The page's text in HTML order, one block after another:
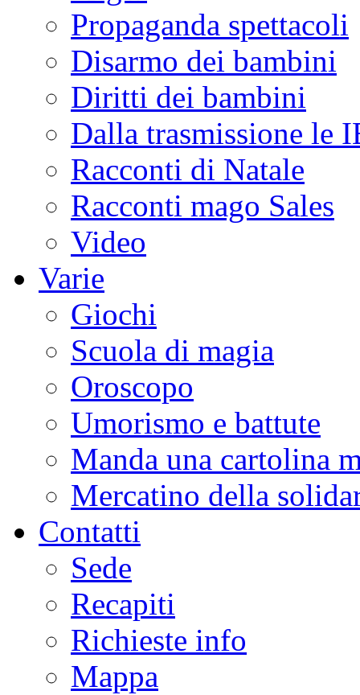
Propaganda spettacoli
Disarmo dei bambini
Diritti dei bambini
Dalla trasmissione le
Racconti di Natale
Racconti mago Sales
Video
Varie
Giochi
Scuola di magia
Oroscopo
Umorismo e battute
Manda una cartolina
Mercatino della
Contatti
Sede
Recapiti
Richieste info
Mappa